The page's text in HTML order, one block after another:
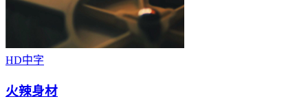
HD中字
火辣身材